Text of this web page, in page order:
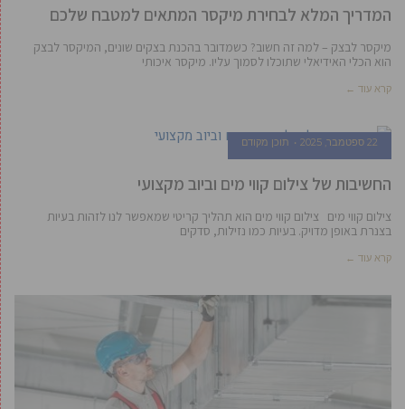
המדריך המלא לבחירת מיקסר המתאים למטבח שלכם
מיקסר לבצק – למה זה חשוב? כשמדובר בהכנת בצקים שונים, המיקסר לבצק
הוא הכלי האידיאלי שתוכלו לסמוך עליו. מיקסר איכותי
קרא עוד ←
22 ספטמבר, 2025 תוכן מקודם
החשיבות של צילום קווי מים וביוב מקצועי
צילום קווי מים צילום קווי מים הוא תהליך קריטי שמאפשר לנו לזהות בעיות
בצנרת באופן מדויק. בעיות כמו נזילות, סדקים
קרא עוד ←